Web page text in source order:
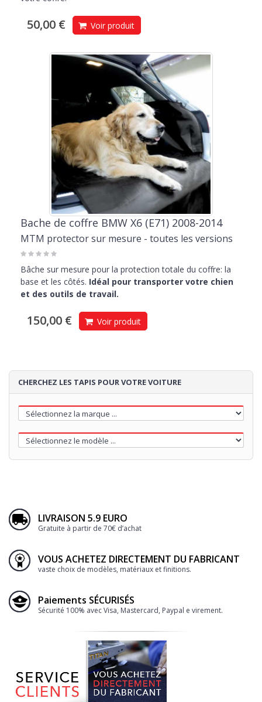
50,00 € Voir produit
Bache de coffre BMW X6 (E71) 2008-2014
MTM protector sur mesure - toutes les versions
Bâche sur mesure pour la protection totale du coffre: la
base et les côtés. Idéal pour transporter votre chien
et des outils de travail.
150,00 € Voir produit
CHERCHEZ LES TAPIS POUR VOTRE VOITURE
LIVRAISON 5.9 EURO
Gratuite à partir de 70€ d’achat
VOUS ACHETEZ DIRECTEMENT DU FABRICANT
vaste choix de modèles, matériaux et finitions.
Paiements SÉCURISÉS
Sécurité 100% avec Visa, Mastercard, Paypal e virement.